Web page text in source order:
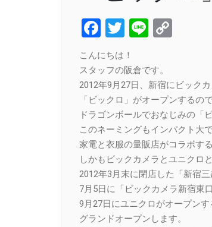
Facebook
Twitter
Line
こんにちは！
スタッフの阪倉です。
2012年9月27日、新宿にビック
「ビックロ」がオープンするの
ドラゴンボールでおなじみの「
このネーミングもインパクト大で
家電と衣服の量販店がコラボす
しかもビックカメラとユニクロと
2012年3月末に閉店した「新宿
7月5日に「ビックカメラ新宿東
9月27日にユニクロがオープン
グランドオープンします。